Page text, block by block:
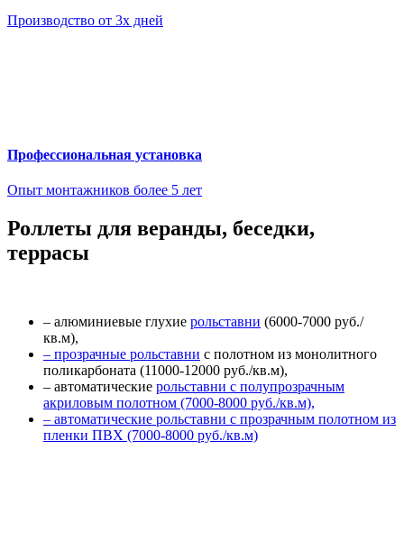
Производство от 3х дней
Профессиональная установка
Опыт монтажников более 5 лет
Роллеты для веранды, беседки,
террасы
– алюминиевые глухие рольставни (6000-7000 руб./
кв.м),
– прозрачные рольставни с полотном из монолитного
поликарбоната (11000-12000 руб./кв.м),
– автоматические рольставни с полупрозрачным
акриловым полотном (7000-8000 руб./кв.м),
– автоматические рольставни с прозрачным полотном из
пленки ПВХ (7000-8000 руб./кв.м)